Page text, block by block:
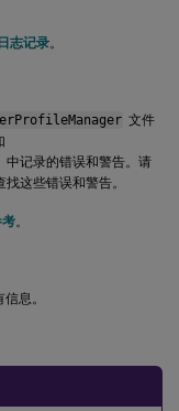
志记录。
文件
记录的错误和警告。请
找这些错误和警告。
。
息。